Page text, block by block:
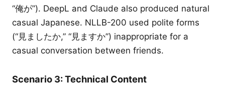
“俺が”). DeepL and Claude also produced natural
casual Japanese. NLLB-200 used polite forms
(“見ましたか,” “見ますか”) inappropriate for a
casual conversation between friends.
Scenario 3: Technical Content